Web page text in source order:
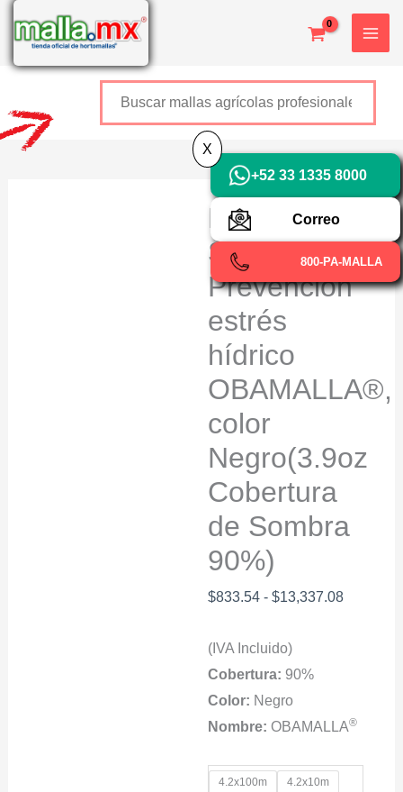
contenido
Malla
Sombra
Prevención
estrés
hídrico
OBAMALLA®,
color
Negro(3.9oz
Cobertura
de Sombra
90%)
$833.54 - $13,337.08Rango
hasta
(IVA Incluido)
Cobertura: 90%
Color: Negro
Nombre: OBAMALLA®
4.2x100m
4.2x10m
X
+52 800 726 2552
+52 33 1335 8000
Correo
800-PA-MALLA
X